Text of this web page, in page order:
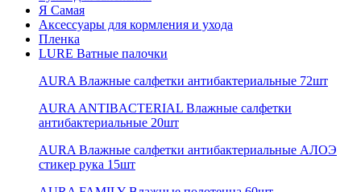
Я Самая
Аксессуары для кормления и ухода
Пленка
LURE Ватные палочки
AURA Влажные салфетки антибактериальные 72шт
AURA ANTIBACTERIAL Влажные салфетки
антибактериальные 20шт
AURA Влажные салфетки антибактериальные АЛОЭ
стикер рука 15шт